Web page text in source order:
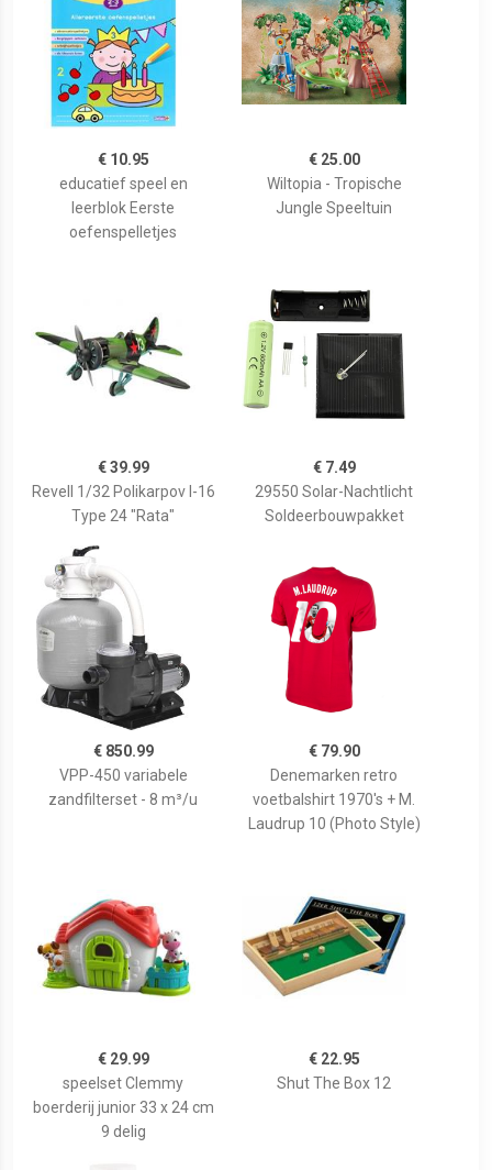
€ 10.95
educatief speel en
leerblok Eerste
oefenspelletjes
€ 25.00
Wiltopia - Tropische
Jungle Speeltuin
€ 39.99
Revell 1/32 Polikarpov I-16
Type 24 "Rata"
€ 7.49
29550 Solar-Nachtlicht
Soldeerbouwpakket
€ 850.99
VPP-450 variabele
zandfilterset - 8 m³/u
€ 79.90
Denemarken retro
voetbalshirt 1970's + M.
Laudrup 10 (Photo Style)
€ 29.99
speelset Clemmy
boerderij junior 33 x 24 cm
9 delig
€ 22.95
Shut The Box 12